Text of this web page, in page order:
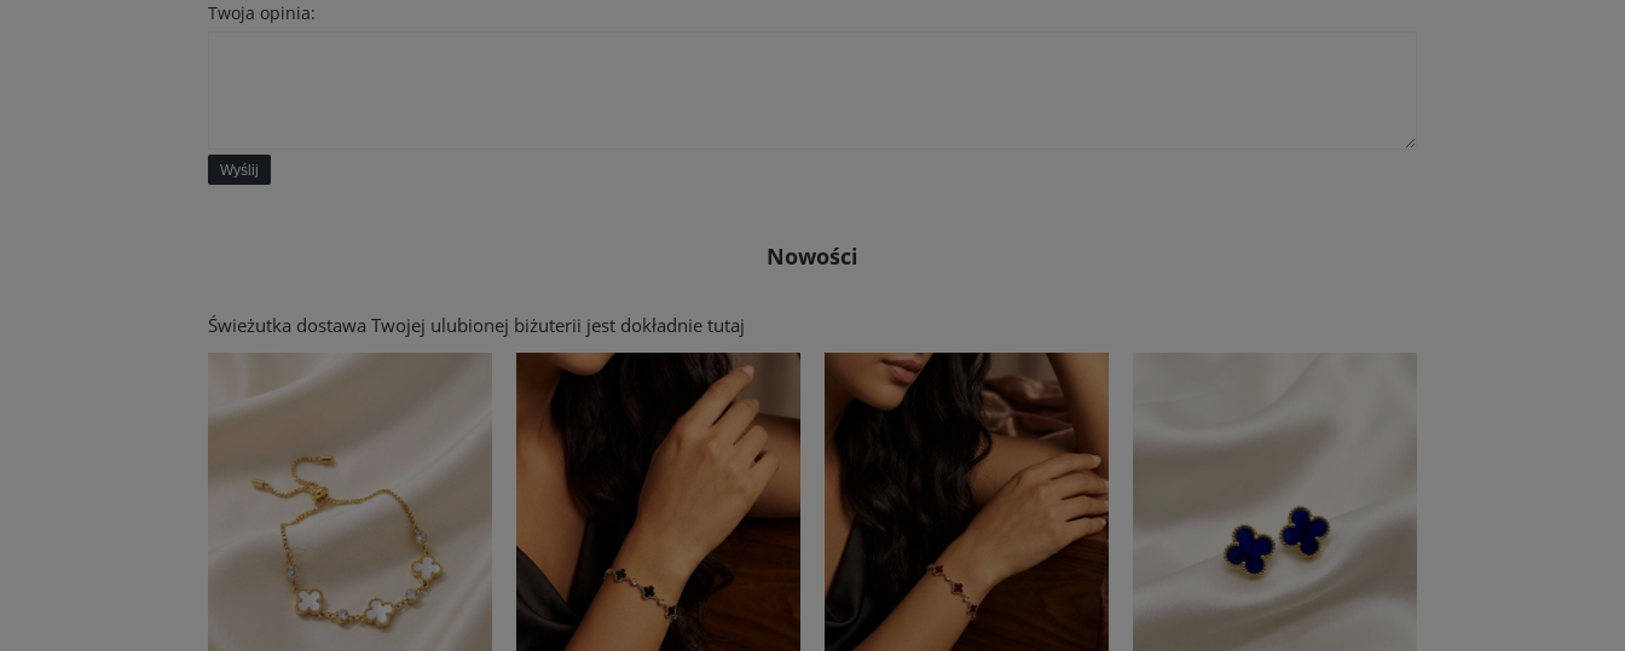
Twoja opinia:
Wyślij
Nowości
Świeżutka dostawa Twojej ulubionej biżuterii jest dokładnie tutaj